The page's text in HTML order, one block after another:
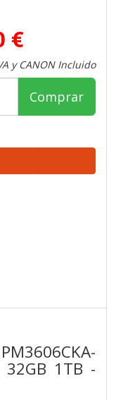
€
y CANON Incluido
Comprar
1TB -